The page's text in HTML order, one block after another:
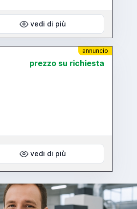
vedi di più
annuncio
prezzo su richiesta
vedi di più